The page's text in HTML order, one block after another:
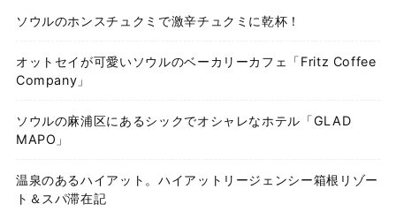
ソウルのホンスチュクミで激辛チュクミに乾杯！
オットセイが可愛いソウルのベーカリーカフェ「Fritz Coffee
Company」
ソウルの麻浦区にあるシックでオシャレなホテル「GLAD
MAPO」
温泉のあるハイアット。ハイアットリージェンシー箱根リゾー
ト＆スパ滞在記